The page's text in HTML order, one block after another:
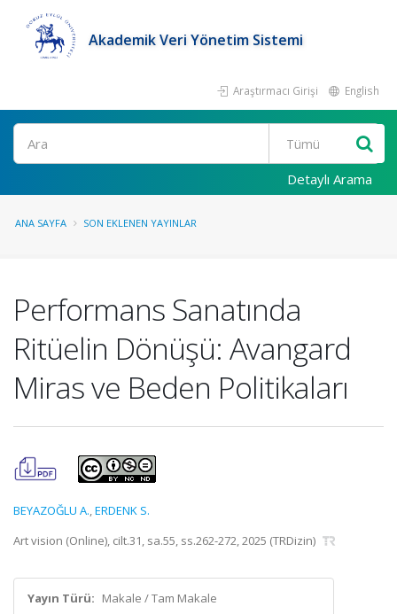
Akademik Veri Yönetim Sistemi
Araştırmacı Girişi English
Ara
Detaylı Arama
ANA SAYFA SON EKLENEN YAYINLAR
Performans Sanatında
Ritüelin Dönüşü: Avangard
Miras ve Beden Politikaları
BEYAZOĞLU A.,ERDENK S.
Art vision (Online), cilt.31, sa.55, ss.262-272, 2025 (TRDizin)
Yayın Türü: Makale / Tam Makale